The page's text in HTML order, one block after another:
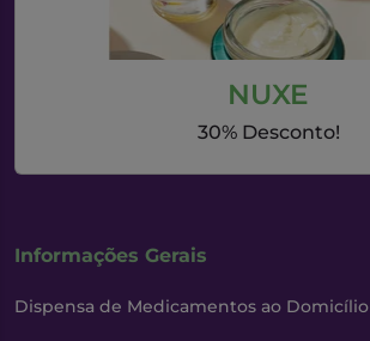
NUXE
30% Desconto!
Informações Gerais
Dispensa de Medicamentos ao Domicílio